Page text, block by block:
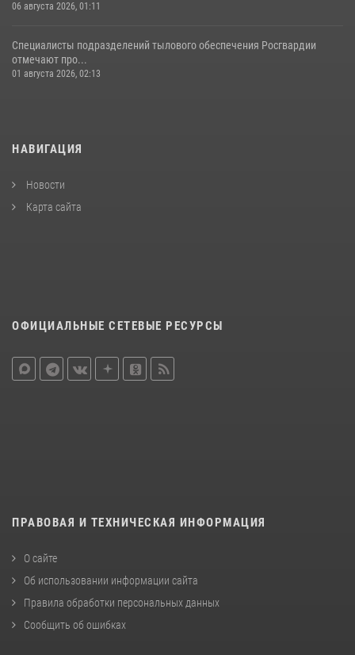
06 августа 2026, 01:11
Специалисты подразделений тылового обеспечения Росгвардии
отмечают про...
01 августа 2026, 02:13
НАВИГАЦИЯ
Новости
Карта сайта
ОФИЦИАЛЬНЫЕ СЕТЕВЫЕ РЕСУРСЫ
ПРАВОВАЯ И ТЕХНИЧЕСКАЯ ИНФОРМАЦИЯ
О сайте
Об использовании информации сайта
Правила обработки персональных данных
Сообщить об ошибках